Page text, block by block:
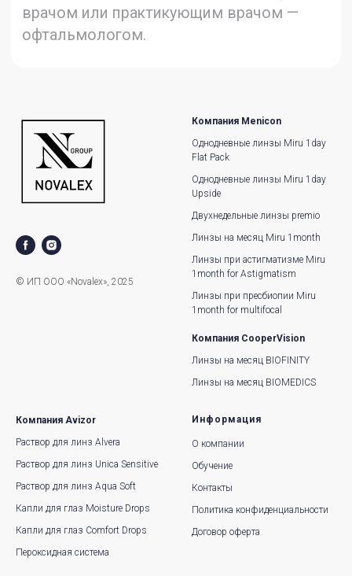
© ИП ООО «Novalex», 2025
Компания Menicon
Однодневные линзы Miru 1day
Flat Pack
Однодневные линзы Miru 1day
Upside
Двухнедельные линзы premio
Линзы на месяц Miru 1month
Линзы при астигматизме Miru
1month for Astigmatism
Линзы при пресбиопии Miru
1month for multifocal
Компания CooperVision
Линзы на месяц BIOFINITY
Линзы на месяц BIOMEDICS
Компания Avizor
Раствор для линз Alvera
Раствор для линз Unica Sensitive
Раствор для линз Aqua Soft
Капли для глаз Moisture Drops
Капли для глаз Comfort Drops
Пероксидная система
Информация
О компании
Обучение
Контакты
Политика конфиденциальности
Договор оферта